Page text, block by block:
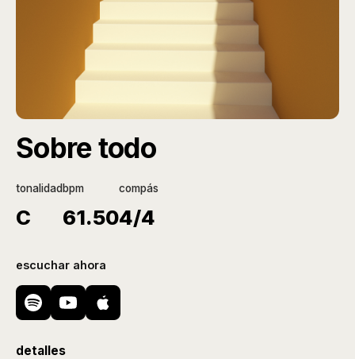
detalles
Sobre todo
tonalidad
C
bpm
61.50
compás
4/4
escuchar ahora